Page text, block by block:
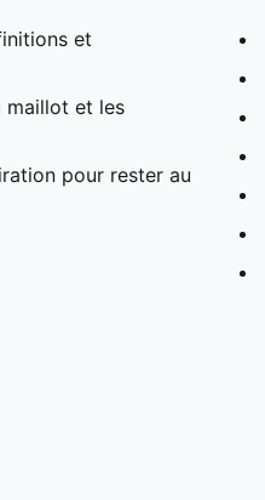
et
maillot et les
pour rester au